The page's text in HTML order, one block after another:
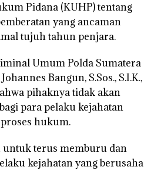
Pidana (KUHP) tentang
yang ancaman
tujuh tahun penjara.
Umum Polda Sumatera
Bangun, S.Sos., S.I.K.,
pihaknya tidak akan
para pelaku kejahatan
hukum.
untuk terus memburu dan
kejahatan yang berusaha